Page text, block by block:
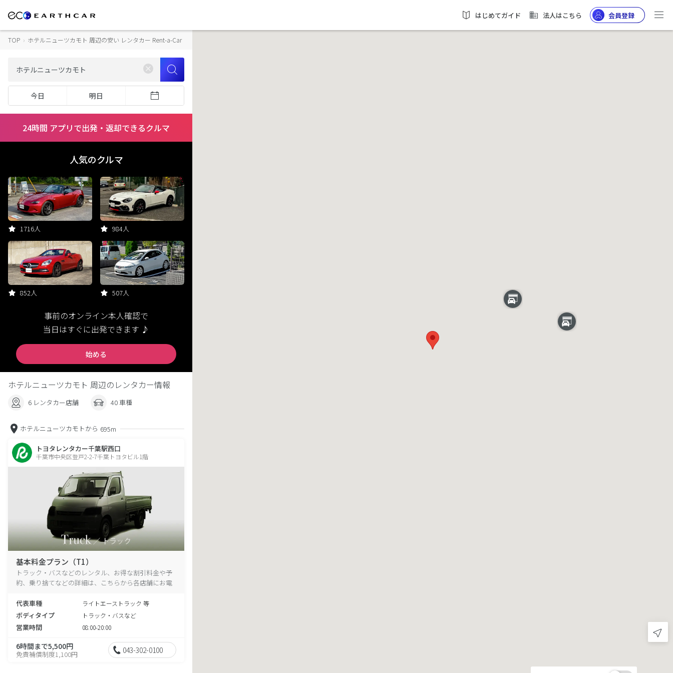
はじめてガイド 法人はこちら 会員登録
TOP › ホテルニューツカモト 周辺の安い レンタカー Rent-a-Car
今日 明日
24時間 アプリで出発・返却できるクルマ
人気のクルマ
1716人 984人
852人 507人
事前のオンライン本人確認で
当日はすぐに出発できます ♪
始める
ホテルニューツカモト 周辺のレンタカー情報
6 レンタカー店舗 40 車種
ホテルニューツカモトから 695m
トヨタレンタカー千葉駅西口
千葉市中央区登戸2-2-7千葉トヨタビル1階
基本料金プラン（T1）
トラック・バスなどのレンタル、お得な割引料金や予
約、乗り捨てなどの詳細は、こちらから各店舗にお電
代表車種
ライトエーストラック 等
ボディタイプ トラック・バスなど
営業時間 08:00-20:00
6時間まで5,500円
免責補償制度1,100円 043-302-0100